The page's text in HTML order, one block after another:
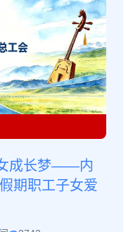
女成长梦——内
期职工子女爱